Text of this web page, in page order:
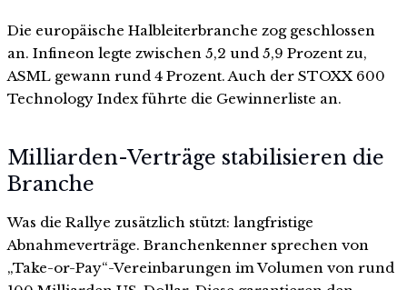
Die europäische Halbleiterbranche zog geschlossen
an. Infineon legte zwischen 5,2 und 5,9 Prozent zu,
ASML gewann rund 4 Prozent. Auch der STOXX 600
Technology Index führte die Gewinnerliste an.
Milliarden-Verträge stabilisieren die
Branche
Was die Rallye zusätzlich stützt: langfristige
Abnahmeverträge. Branchenkenner sprechen von
„Take-or-Pay“-Vereinbarungen im Volumen von rund